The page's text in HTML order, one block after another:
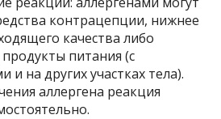
контрацепции, нижнее
качества либо
питания (с
и на других участках тела).
аллергена реакция